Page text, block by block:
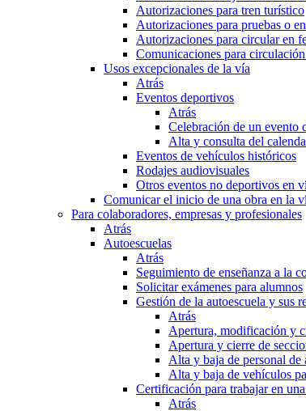
Autorizaciones para tren turístico
Autorizaciones para pruebas o
Autorizaciones para circular en
Comunicaciones para
Usos excepcionales de la vía
Atrás
Eventos deportivos
Atrás
Celebración de un evento
Alta y consulta del
Eventos de vehículos históricos
Rodajes audiovisuales
Otros eventos no deportivos en
Comunicar el inicio de una obra en la
Para colaboradores, empresas y profesionales
Atrás
Autoescuelas
Atrás
Seguimiento de enseñanza a la
Solicitar exámenes para alumnos
Gestión de la autoescuela y sus
Atrás
Apertura, modificación y
Apertura y cierre de
Alta y baja de personal de
Alta y baja de vehículos
Certificación para trabajar en
Atrás